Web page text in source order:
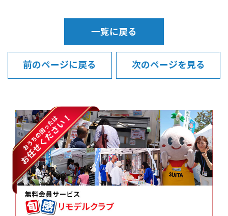
前のページに戻る
一覧に戻る
次のページを見る